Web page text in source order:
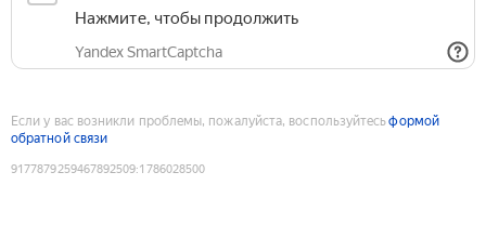
Нажмите, чтобы продолжить
Yandex SmartCaptcha
Если у вас возникли проблемы, пожалуйста, воспользуйтесьформой
обратной связи
9177879259467892509:1786028500